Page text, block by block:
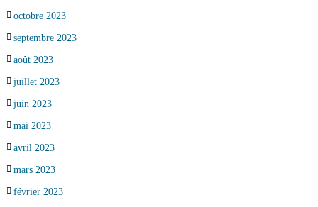
octobre 2023
septembre 2023
août 2023
juillet 2023
juin 2023
mai 2023
avril 2023
mars 2023
février 2023